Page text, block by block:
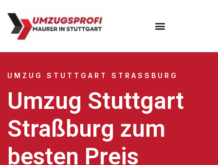
UMZUG STUTTGART STRASSBURG
Umzug Stuttgart
Straßburg zum
besten Preis